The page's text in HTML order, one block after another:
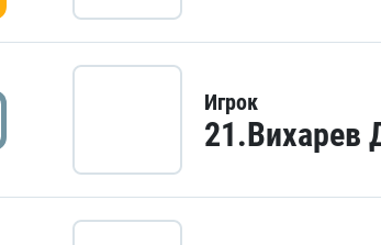
Игрок
21.Вихарев